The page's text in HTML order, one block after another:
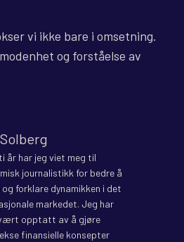
vi ikke bare i omsetning.
og forståelse av
år har jeg viet meg til
journalistikk for bedre å
forklare dynamikken i det
markedet. Jeg har
opptatt av å gjøre
finansielle konsepter